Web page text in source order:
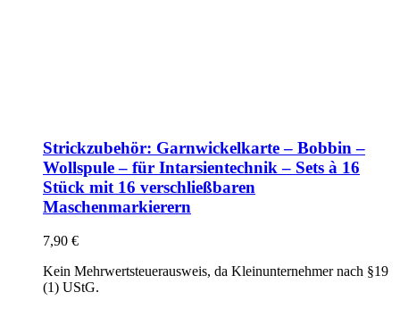
Strickzubehör: Garnwickelkarte – Bobbin –
Wollspule – für Intarsientechnik – Sets à 16
Stück mit 16 verschließbaren
Maschenmarkierern
7,90 €
Kein Mehrwertsteuerausweis, da Kleinunternehmer nach §19
(1) UStG.